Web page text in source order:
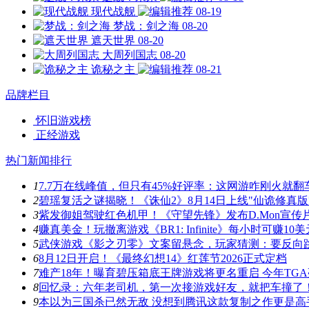
现代战舰
08-19
梦战：剑之海 08-20
遮天世界 08-20
大周列国志 08-20
诡秘之主
08-21
品牌栏目
怀旧游戏榜
正经游戏
热门新闻排行
17.7万在线峰值，但只有45%好评率：这网游咋刚火就翻
2碧瑶复活之谜揭晓！《诛仙2》8月14日上线"仙诡修真
3紫发御姐驾驶红色机甲！《守望先锋》发布D.Mon宣传
4赚真美金！玩撤离游戏《BR1: Infinite》每小时可赚10美
5武侠游戏《影之刃零》文案留悬念，玩家猜测：要反向
68月12日开启！《最终幻想14》红莲节2026正式定档
7难产18年！曝育碧压箱底王牌游戏将更名重启 今年
8回忆录：六年老司机，第一次接游戏好友，就把车撞了！
9本以为三国杀已然无敌 没想到腾讯这款复制之作更是高